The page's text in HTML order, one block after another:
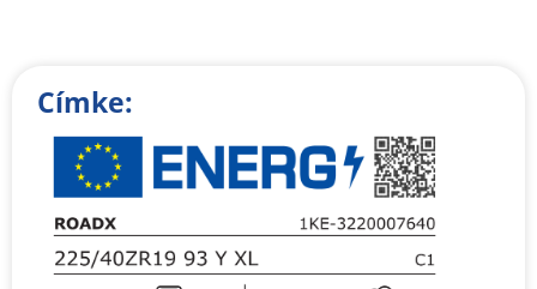
Címke: